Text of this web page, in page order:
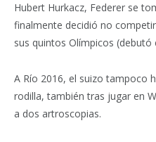
Hubert Hurkacz, Federer se
finalmente decidió no
sus quintos Olímpicos (debutó
A Río 2016, el suizo tampoco
rodilla, también tras jugar en
a dos artroscopias.